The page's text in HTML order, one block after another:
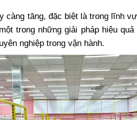
càng tăng, đặc biệt là trong lĩnh
trong những giải pháp hiệu quả
nghiệp trong vận hành.